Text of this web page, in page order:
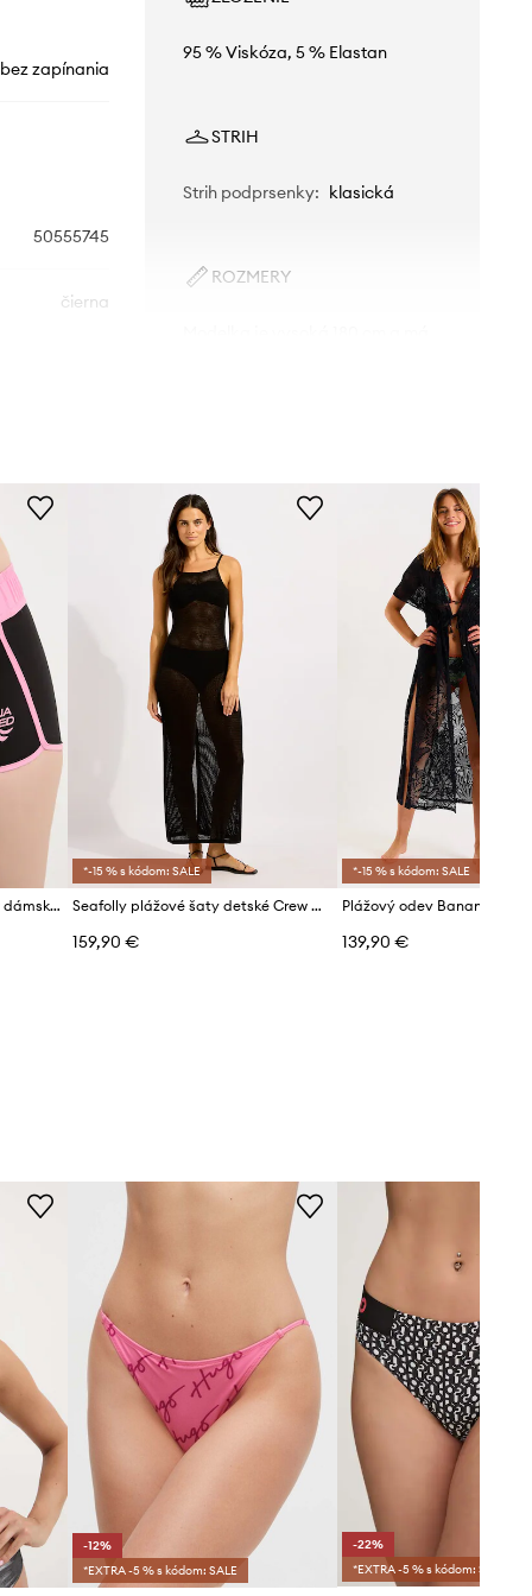
bez zapínania
50555745
čierna
95 % Viskóza, 5 % Elastan
STRIH
Strih podprsenky: klasická
ROZMERY
Tabuľka veľkostí
Aqua Speed plavecké šortky dámske
*-15 % s kódom: SALE
Seafolly plážové šaty detské Crew Neck
159,90 €
*-15 % s kódom: SALE
139,90 €
-12%
*EXTRA -5 % s kódom: SALE
-22%
*EXTRA -5 % s kódom: SALE